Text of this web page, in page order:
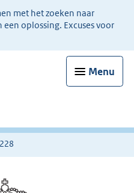
met het zoeken naar
oplossing. Excuses voor
Menu